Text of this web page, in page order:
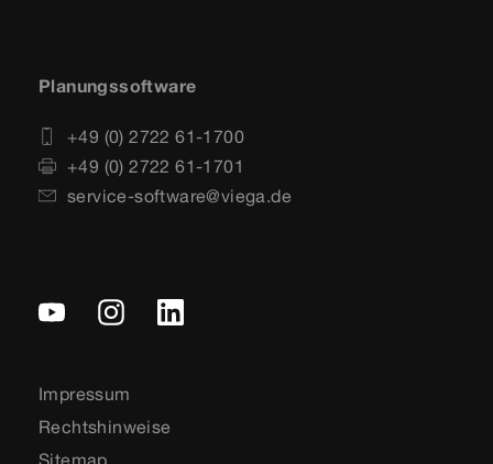
Planungssoftware
+49 (0) 2722 61-1700
+49 (0) 2722 61-1701
service-software@viega.de
Impressum
Rechtshinweise
Sitemap